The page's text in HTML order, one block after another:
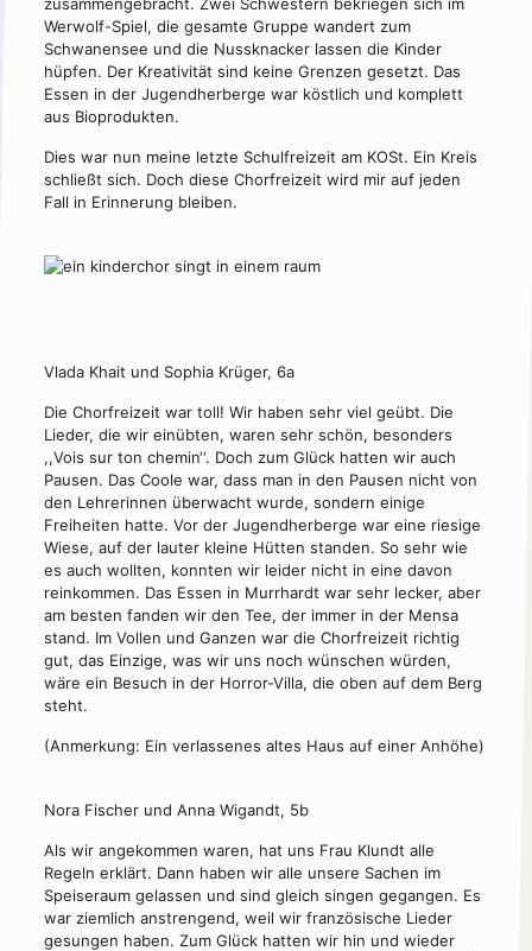
Werwolf-Spiel, die gesamte Gruppe wandert zum
Schwanensee und die Nussknacker lassen die Kinder
hüpfen. Der Kreativität sind keine Grenzen gesetzt. Das
Essen in der Jugendherberge war köstlich und komplett
aus Bioprodukten.
Dies war nun meine letzte Schulfreizeit am KOSt. Ein Kreis
schließt sich. Doch diese Chorfreizeit wird mir auf jeden
Fall in Erinnerung bleiben.
Vlada Khait und Sophia Krüger, 6a
Die Chorfreizeit war toll! Wir haben sehr viel geübt. Die
Lieder, die wir einübten, waren sehr schön, besonders
,,Vois sur ton chemin‘‘. Doch zum Glück hatten wir auch
Pausen. Das Coole war, dass man in den Pausen nicht von
den Lehrerinnen überwacht wurde, sondern einige
Freiheiten hatte. Vor der Jugendherberge war eine riesige
Wiese, auf der lauter kleine Hütten standen. So sehr wie
es auch wollten, konnten wir leider nicht in eine davon
reinkommen. Das Essen in Murrhardt war sehr lecker, aber
am besten fanden wir den Tee, der immer in der Mensa
stand. Im Vollen und Ganzen war die Chorfreizeit richtig
gut, das Einzige, was wir uns noch wünschen würden,
wäre ein Besuch in der Horror-Villa, die oben auf dem Berg
steht.
(Anmerkung: Ein verlassenes altes Haus auf einer Anhöhe)
Nora Fischer und Anna Wigandt, 5b
Als wir angekommen waren, hat uns Frau Klundt alle
Regeln erklärt. Dann haben wir alle unsere Sachen im
Speiseraum gelassen und sind gleich singen gegangen. Es
war ziemlich anstrengend, weil wir französische Lieder
gesungen haben. Zum Glück hatten wir hin und wieder